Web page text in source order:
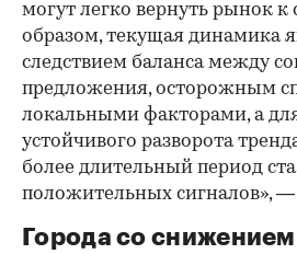
могут легко вернуть рынок
образом, текущая динамика
следствием баланса между
предложения, осторожным
локальными факторами, а
устойчивого разворота
более длительный период
положительных сигналов», —
Города со